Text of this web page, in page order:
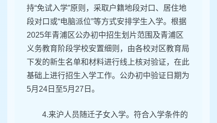
持“免试入学”原则，采取户籍地段对口、居住地
段对口或“电脑派位”等方式安排学生入学。根据
2025年青浦区公办初中招生划片范围及青浦区
义务教育阶段学校安置细则，由各校对区教育局
下发的新生名单和材料进行线上核对验证，在此
基础上进行招生入学工作。公办初中验证日期为
5月24日至5月27日。
4.来沪人员随迁子女入学。符合入学条件的